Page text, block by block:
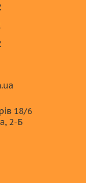
18/6
2-Б